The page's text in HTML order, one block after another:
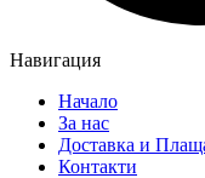
Навигация
Начало
За нас
Доставка и
Контакти